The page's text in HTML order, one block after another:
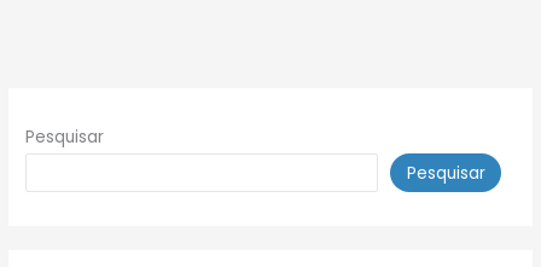
Pesquisar
Pesquisar